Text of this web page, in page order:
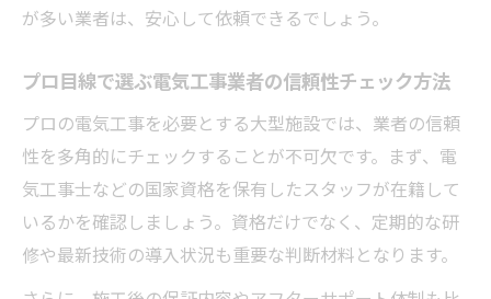
が多い業者は、安心して依頼できるでしょう。
プロ目線で選ぶ電気工事業者の信頼性チェック方法
プロの電気工事を必要とする大型施設では、業者の信頼
性を多角的にチェックすることが不可欠です。まず、電
気工事士などの国家資格を保有したスタッフが在籍して
いるかを確認しましょう。資格だけでなく、定期的な研
修や最新技術の導入状況も重要な判断材料となります。